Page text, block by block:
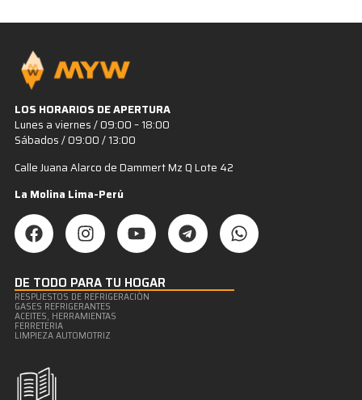
LOS HORARIOS DE APERTURA
Lunes a viernes / 09:00 – 18:00
Sábados / 09:00 / 13:00
Calle Juana Alarco de Dammert Mz Q Lote 42
La Molina Lima-Perú
DE TODO PARA TU HOGAR
RESPUESTOS DE REFRIGERACIÒN
GASES REFRIGERANTES
ACEITES, HERRAMIENTAS
FERRETERIA
LIMPIEZA AUTOMOTRIZ